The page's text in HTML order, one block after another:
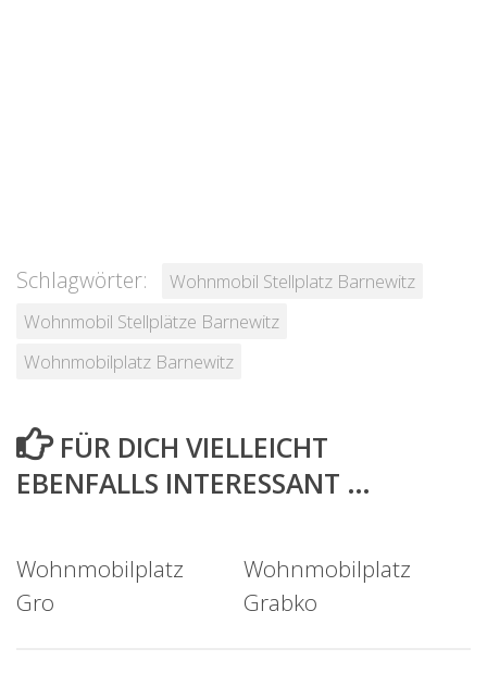
Schlagwörter:
Wohnmobil Stellplatz Barnewitz
Wohnmobil Stellplätze Barnewitz
Wohnmobilplatz Barnewitz
FÜR DICH VIELLEICHT
EBENFALLS INTERESSANT …
Wohnmobilplatz
Gro
Wohnmobilplatz
Grabko